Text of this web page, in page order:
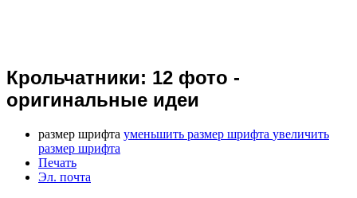
Крольчатники: 12 фото -
оригинальные идеи
размер шрифта уменьшить размер шрифта увеличить
размер шрифта
Печать
Эл. почта